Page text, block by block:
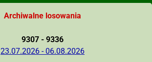
Archiwalne losowania
9307 - 9336
23.07.2026 - 06.08.2026